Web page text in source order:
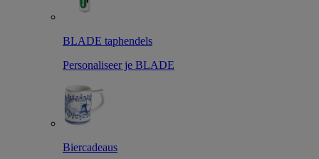
BLADE taphendels
Personaliseer je BLADE
Biercadeaus